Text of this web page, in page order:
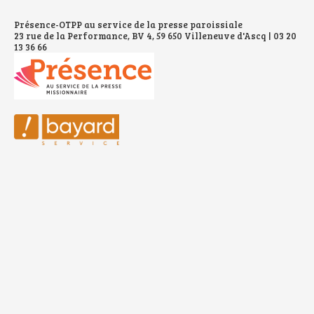
Présence-OTPP au service de la presse paroissiale
23 rue de la Performance, BV 4, 59 650 Villeneuve d'Ascq | 03 20
13 36 66